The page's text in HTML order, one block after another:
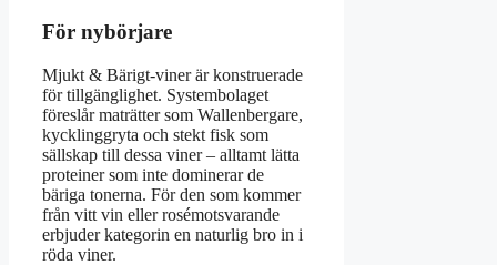
För nybörjare
Mjukt & Bärigt-viner är konstruerade
för tillgänglighet. Systembolaget
föreslår maträtter som Wallenbergare,
kycklinggryta och stekt fisk som
sällskap till dessa viner – alltamt lätta
proteiner som inte dominerar de
bäriga tonerna. För den som kommer
från vitt vin eller rosémotsvarande
erbjuder kategorin en naturlig bro in i
röda viner.